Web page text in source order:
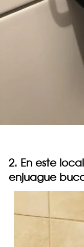
2. En este
enjuague